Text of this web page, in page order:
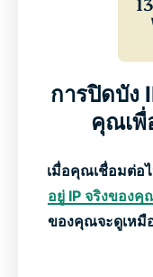
การปิดบัง
คุณเพื่
เมื่อคุณเชื่อมต่อ
อยู่ IP จริงของคุ
ของคุณจะดูเหมื